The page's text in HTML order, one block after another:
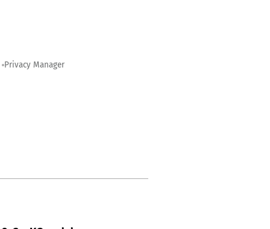
Privacy Manager